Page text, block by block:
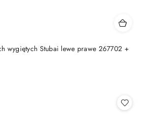
wygiętych Stubai lewe prawe 267702 +